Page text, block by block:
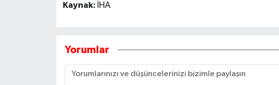
Kaynak: İHA
Yorumlar